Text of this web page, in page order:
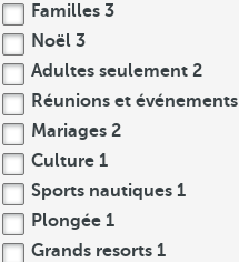
Familles 3
Noël 3
Adultes seulement 2
Réunions et événements
Mariages 2
Culture 1
Sports nautiques 1
Plongée 1
Grands resorts 1